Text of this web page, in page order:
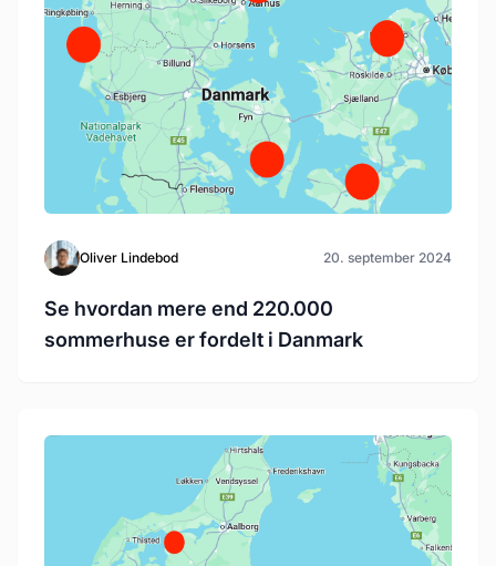
Oliver Lindebod 20. september 2024
Se hvordan mere end 220.000
sommerhuse er fordelt i Danmark